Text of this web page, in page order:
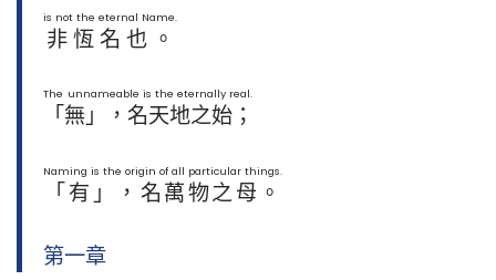
非恆名也。
is not the eternal Name.
「無」，名天地之始；
The unnameable is the eternally real.
「有」，名萬物之母。
Naming is the origin of all particular things.
第一章